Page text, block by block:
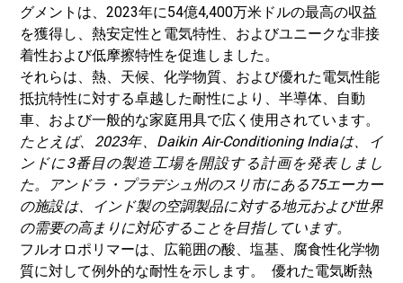
グメントは、2023年に54億4,400万米ドルの最高の収益
を獲得し、熱安定性と電気特性、およびユニークな非接
着性および低摩擦特性を促進しました。
それらは、熱、天候、化学物質、および優れた電気性能
抵抗特性に対する卓越した耐性により、半導体、自動
車、および一般的な家庭用具で広く使用されています。
たとえば、2023年、Daikin Air-Conditioning Indiaは、イ
ンドに3番目の製造工場を開設する計画を発表しまし
た。アンドラ・プラデシュ州のスリ市にある75エーカー
の施設は、インド製の空調製品に対する地元および世界
の需要の高まりに対応することを目指しています。
フルオロポリマーは、広範囲の酸、塩基、腐食性化学物
質に対して例外的な耐性を示します。 優れた電気断熱